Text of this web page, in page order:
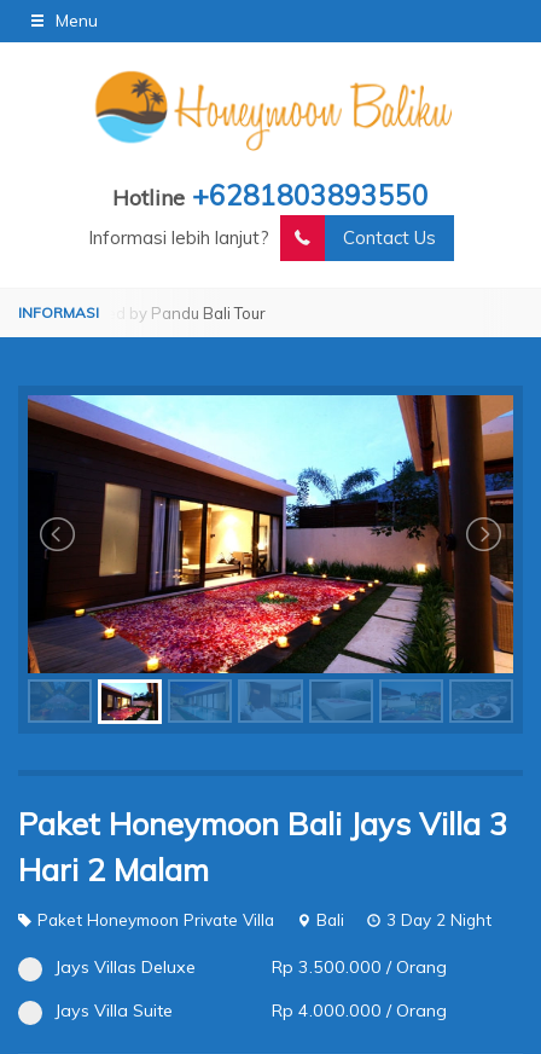
Menu
Hotline +6281803893550
Informasi lebih lanjut? Contact Us
by Pandu Bali Tour Operated by Pandu Bali Tour
Paket Honeymoon Bali Jays Villa 3
Hari 2 Malam
Paket Honeymoon Private Villa Bali 3 Day 2 Night
Jays Villas Deluxe
Rp 3.500.000 / Orang
Jays Villa Suite
Rp 4.000.000 / Orang